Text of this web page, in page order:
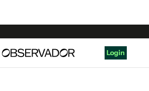
Login